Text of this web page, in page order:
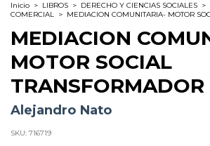
Inicio > LIBROS > DERECHO Y CIENCIAS SOCIALES >
COMERCIAL > MEDIACION COMUNITARIA- MOTOR
MEDIACION
MOTOR SOCIAL
TRANSFORMADOR
Alejandro Nato
SKU: 716719